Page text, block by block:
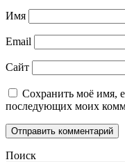
Имя
Email
Сайт
Сохранить моё имя,
последующих моих
Поиск